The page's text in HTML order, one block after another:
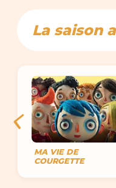
La saison
MA VIE DE
COURGETTE